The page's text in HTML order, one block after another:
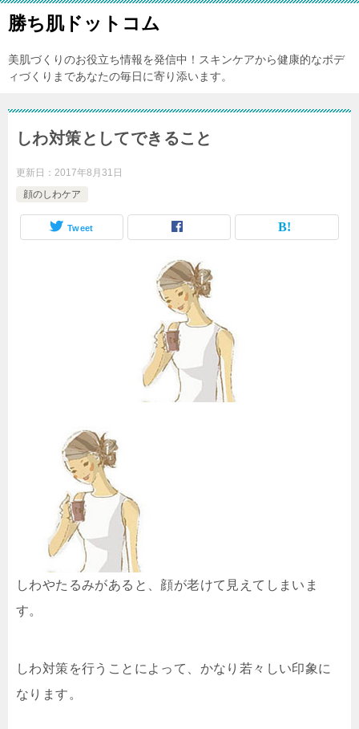
勝ち肌ドットコム
美肌づくりのお役立ち情報を発信中！スキンケアから健康的なボデ
ィづくりまであなたの毎日に寄り添います。
しわ対策としてできること
更新日： 2017年8月31日
顔のしわケア
Tweet
しわやたるみがあると、顔が老けて見えてしまいま
す。
しわ対策を行うことによって、かなり若々しい印象に
なります。